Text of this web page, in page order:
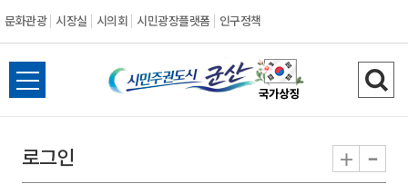
문화관광 시장실 시의회 시민광장플랫폼 인구정책
시민주권도시 군
전체메뉴 열기 검
로그인 + -